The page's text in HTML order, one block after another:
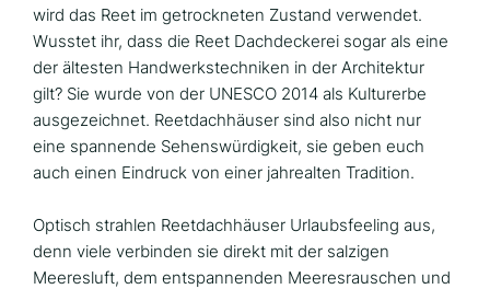
wird das Reet im getrockneten Zustand verwendet.
Wusstet ihr, dass die Reet Dachdeckerei sogar als eine
der ältesten Handwerkstechniken in der Architektur
gilt? Sie wurde von der UNESCO 2014 als Kulturerbe
ausgezeichnet. Reetdachhäuser sind also nicht nur
eine spannende Sehenswürdigkeit, sie geben euch
auch einen Eindruck von einer jahrealten Tradition.
Optisch strahlen Reetdachhäuser Urlaubsfeeling aus,
denn viele verbinden sie direkt mit der salzigen
Meeresluft, dem entspannenden Meeresrauschen und